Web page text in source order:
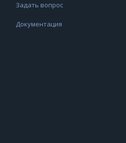
Задать вопрос
Документация